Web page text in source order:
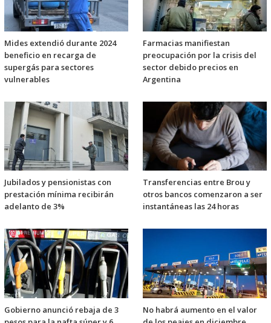
Mides extendió durante 2024
beneficio en recarga de
supergás para sectores
vulnerables
Farmacias manifiestan
preocupación por la crisis del
sector debido precios en
Argentina
Jubilados y pensionistas con
prestación mínima recibirán
adelanto de 3%
Transferencias entre Brou y
otros bancos comenzaron a ser
instantáneas las 24 horas
Gobierno anunció rebaja de 3
No habrá aumento en el valor